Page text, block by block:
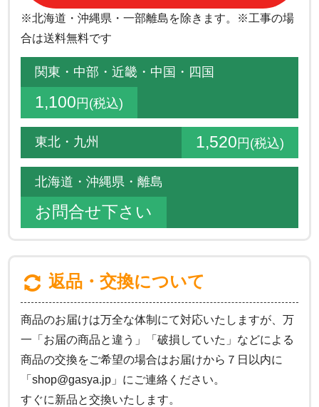
※北海道・沖縄県・一部離島を除きます。※工事の場
合は送料無料です
関東・中部・近畿・中国・四国
1,100 円(税込)
東北・九州 1,520 円(税込)
北海道・沖縄県・離島
お問合せ下さい
返品・交換について
商品のお届けは万全な体制にて対応いたしますが、万
一「お届の商品と違う」「破損していた」などによる
商品の交換をご希望の場合はお届けから７日以内に
「shop@gasya.jp」にご連絡ください。
すぐに新品と交換いたします。